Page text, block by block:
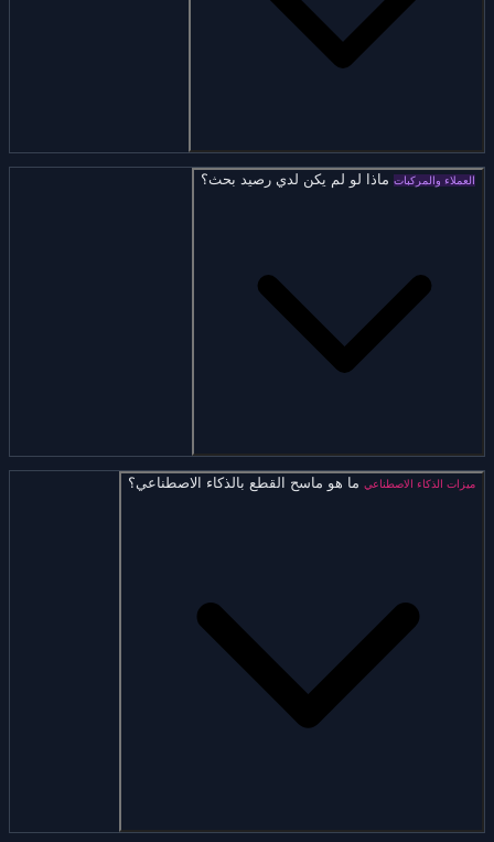
العملاء والمركبات ماذا لو لم يكن لدي رصيد بحث؟
ميزات الذكاء الاصطناعي ما هو ماسح القطع بالذكاء الاصطناعي؟